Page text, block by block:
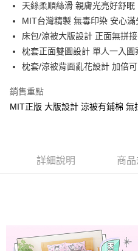
街口支付
悠遊付
Google Pay
運送方式
7-11★依產品說明
天絲柔順絲滑 親膚光亮好舒眠
MIT台灣精製 無毒印染 安心滿
床包/涼被大版設計 正面無拼接
枕套正面雙圖設計 單人一入圖
枕套/涼被背面亂花設計 加倍
銷售重點
MIT正版 大版設計 涼被有鋪棉 無
詳細說明 商